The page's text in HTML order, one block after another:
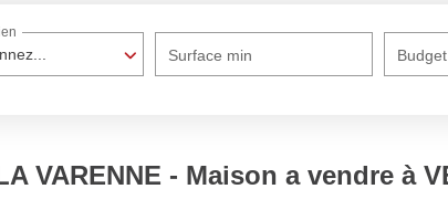
Surface min
VARENNE - Maison a vendre à